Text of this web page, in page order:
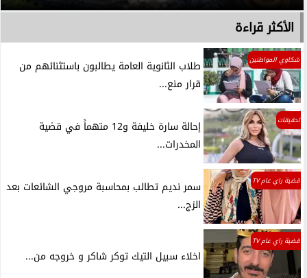
الأكثر قراءة
شكاوي المواطنين
طلاب الثانوية العامة يطالبون باستثنائهم من
قرار منع...
تحقيقات
إحالة سارة خليفة و12 متهماً في قضية
المخدرات...
قضية راي عام TV
سمر نديم تطالب بمحاسبة مروجي الشائعات بعد
الزج...
قضية راي عام TV
اخلاء سبيل التيك توكر شاكر و خروجه من...